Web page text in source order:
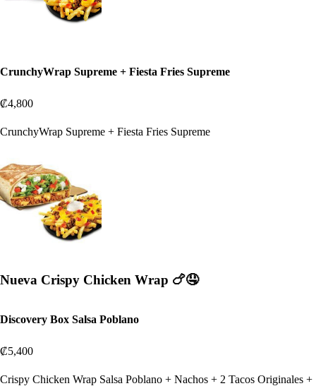
CrunchyWrap Supreme + Fiesta Fries Supreme
₡4,800
CrunchyWrap Supreme + Fiesta Fries Supreme
Nueva Crispy Chicken Wrap 🍗🤤
Discovery Box Salsa Poblano
₡5,400
Crispy Chicken Wrap Salsa Poblano + Nachos + 2 Tacos Originales +